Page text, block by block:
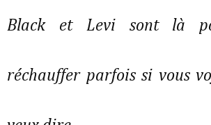
Black et Levi sont là
réchauffer parfois si vous